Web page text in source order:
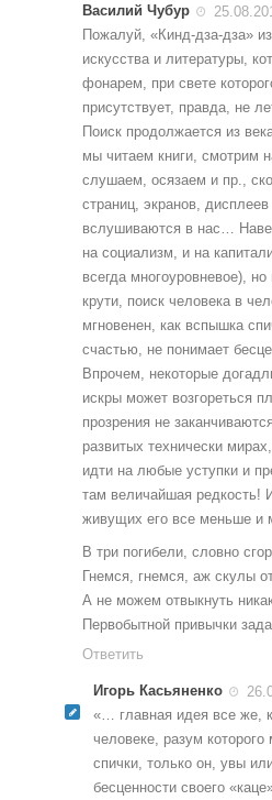
Василий Чубур
Пожалуй, «Кинд-дза-дза»
искусства и литературы,
фонарем, при свете
присутствует, правда, не
Поиск продолжается из
мы читаем книги, смотрим
слушаем, осязаем и пр.,
страниц, экранов,
вслушиваются в нас…
на социализм, и на
всегда многоуровневое),
крути, поиск человека в
мгновенен, как вспышка
счастью, не понимает
Впрочем, некоторые
искры может возгореться
прозрения не
развитых технически
идти на любые уступки и
там величайшая редкость!
живущих его все меньше и
В три погибели, словно
Гнемся, гнемся, аж скулы
А не можем отвыкнуть
Первобытной привычки
Ответить
Игорь Касьяненко
«… главная идея все же,
человеке, разум
спички, только он, увы
бесценности своего